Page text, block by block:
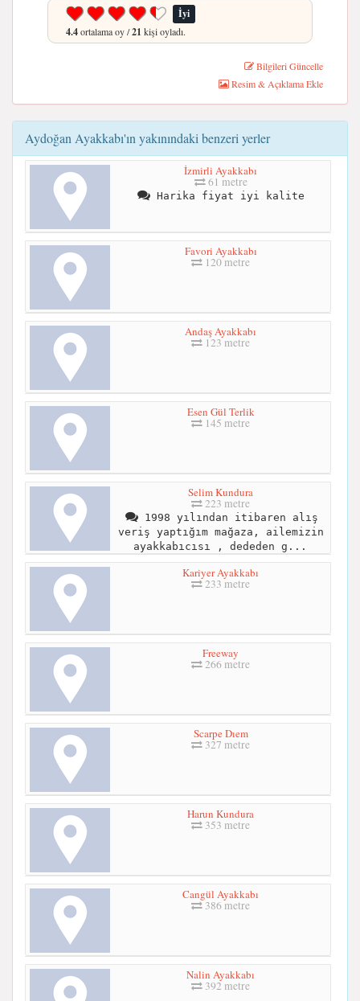
İyi
4.4ortalama oy /21 kişi oyladı.
Bilgileri Güncelle
Resim & Açıklama Ekle
Aydoğan Ayakkabı'ın yakınındaki benzeri yerler
İzmirli Ayakkabı
61 metre
Harika fiyat iyi kalite
Favori Ayakkabı
120 metre
Andaş Ayakkabı
123 metre
Esen Gül Terlik
145 metre
Selim Kundura
223 metre
1998 yılından itibaren alış
veriş yaptığım mağaza, ailemizin
ayakkabıcısı , dededen g...
Kariyer Ayakkabı
233 metre
Freeway
266 metre
Scarpe Dıem
327 metre
Harun Kundura
353 metre
Cangül Ayakkabı
386 metre
Nalin Ayakkabı
392 metre